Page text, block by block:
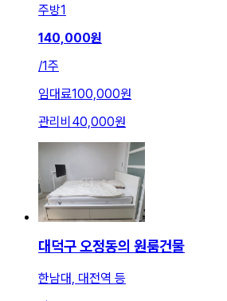
주방1
140,000원
/1주
임대료100,000원
관리비 40,000원
대덕구 오정동의 원룸건물
한남대, 대전역 등